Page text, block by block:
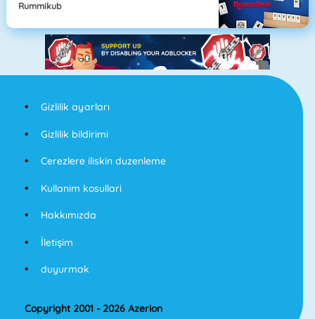
Rummikub
Gizlilik ayarları
Gizlilik bildirimi
Cerezlere iliskin duzenleme
Kullanim kosullari
Hakkımızda
İletişim
duyurmak
Copyright 2001 - 2026 Azerion